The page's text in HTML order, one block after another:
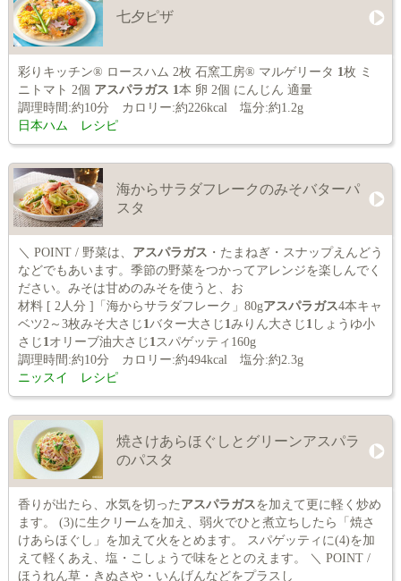
七夕ピザ
彩りキッチン® ロースハム 2枚 石窯工房® マルゲリータ 1 枚 ミ
ニトマト 2個 アスパラガス 1 本 卵 2個 にんじん 適量
調理時間:約10分 カロリー:約226kcal 塩分:約1.2g
日本ハム レシピ
海からサラダフレークのみそバターパ
スタ
＼ POINT / 野菜は、 アスパラガス ・たまねぎ・スナップえんどう
などでもあいます。季節の野菜をつかってアレンジを楽しんでく
ださい。みそは甘めのみそを使うと、お
材料 [ 2人分 ]「海からサラダフレーク」80gアスパラガス4本キャ
ベツ2～3枚みそ大さじ 1 バター大さじ 1 みりん大さじ 1 しょうゆ小
さじ 1 オリーブ油大さじ 1 スパゲッティ160g
調理時間:約10分 カロリー:約494kcal 塩分:約2.3g
ニッスイ レシピ
焼さけあらほぐしとグリーンアスパラ
のパスタ
香りが出たら、水気を切った アスパラガスを加えて更に軽く炒め
ます。 (3)に生クリームを加え、弱火でひと煮立ちしたら「焼さ
けあらほぐし」を加えて火をとめます。 スパゲッティに(4)を加
えて軽くあえ、塩・こしょうで味をととのえます。 ＼ POINT /
ほうれん草・きぬさや・いんげんなどをプラスし